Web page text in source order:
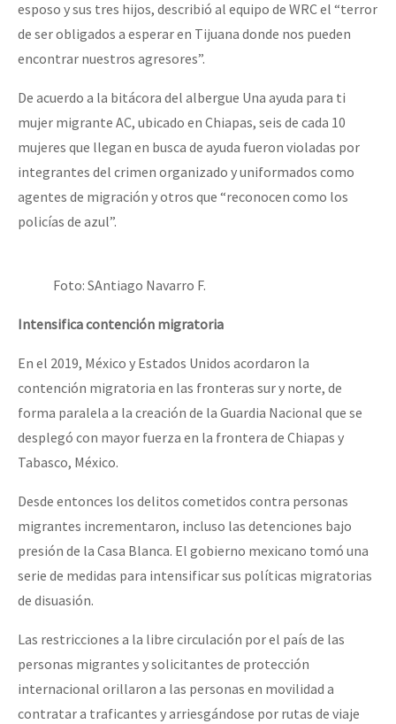
esposo y sus tres hijos, describió al equipo de WRC el “terror
de ser obligados a esperar en Tijuana donde nos pueden
encontrar nuestros agresores”.
De acuerdo a la bitácora del albergue Una ayuda para ti
mujer migrante AC, ubicado en Chiapas, seis de cada 10
mujeres que llegan en busca de ayuda fueron violadas por
integrantes del crimen organizado y uniformados como
agentes de migración y otros que “reconocen como los
policías de azul”.
Foto: SAntiago Navarro F.
Intensifica contención migratoria
En el 2019, México y Estados Unidos acordaron la
contención migratoria en las fronteras sur y norte, de
forma paralela a la creación de la Guardia Nacional que se
desplegó con mayor fuerza en la frontera de Chiapas y
Tabasco, México.
Desde entonces los delitos cometidos contra personas
migrantes incrementaron, incluso las detenciones bajo
presión de la Casa Blanca. El gobierno mexicano tomó una
serie de medidas para intensificar sus políticas migratorias
de disuasión.
Las restricciones a la libre circulación por el país de las
personas migrantes y solicitantes de protección
internacional orillaron a las personas en movilidad a
contratar a traficantes y arriesgándose por rutas de viaje